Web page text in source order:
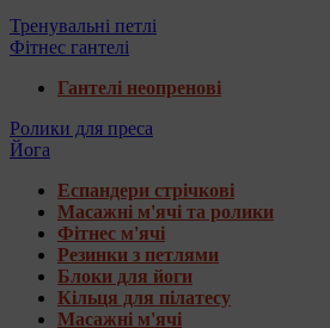
Тренувальні петлі
Фітнес гантелі
Гантелі неопренові
Ролики для преса
Йога
Еспандери стрічкові
Масажні м'ячі та ролики
Фітнес м'ячі
Резинки з петлями
Блоки для йоги
Кільця для пілатесу
Масажні м'ячі